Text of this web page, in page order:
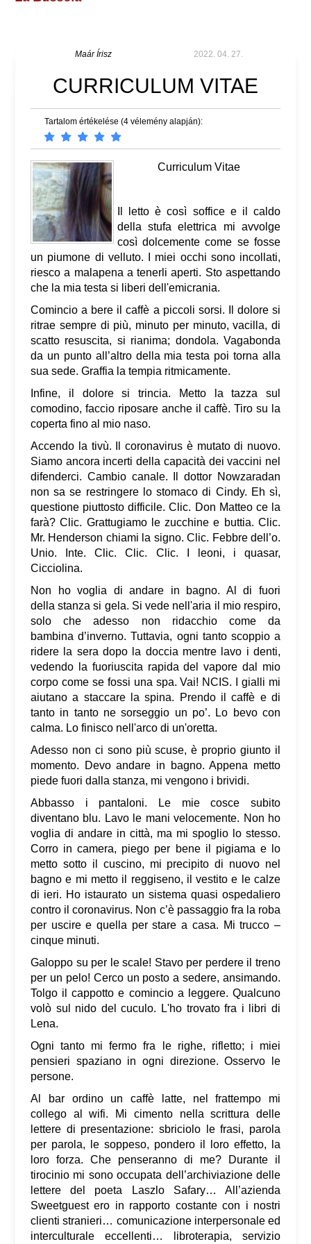
Maár Írisz 2022. 04. 27.
CURRICULUM VITAE
Tartalom értékelése (4 vélemény alapján):
Curriculum Vitae
Il letto è così soffice e il caldo
della stufa elettrica mi avvolge
così dolcemente come se fosse
un piumone di velluto. I miei occhi sono incollati,
riesco a malapena a tenerli aperti. Sto aspettando
che la mia testa si liberi dell'emicrania.
Comincio a bere il caffè a piccoli sorsi. Il dolore si
ritrae sempre di più, minuto per minuto, vacilla, di
scatto resuscita, si rianima; dondola. Vagabonda
da un punto all’altro della mia testa poi torna alla
sua sede. Graffia la tempia ritmicamente.
Infine, il dolore si trincia. Metto la tazza sul
comodino, faccio riposare anche il caffè. Tiro su la
coperta fino al mio naso.
Accendo la tivù. Il coronavirus è mutato di nuovo.
Siamo ancora incerti della capacità dei vaccini nel
difenderci. Cambio canale. Il dottor Nowzaradan
non sa se restringere lo stomaco di Cindy. Eh sì,
questione piuttosto difficile. Clic. Don Matteo ce la
farà? Clic. Grattugiamo le zucchine e buttia. Clic.
Mr. Henderson chiami la signo. Clic. Febbre dell’o.
Unio. Inte. Clic. Clic. Clic. I leoni, i quasar,
Cicciolina.
Non ho voglia di andare in bagno. Al di fuori
della stanza si gela. Si vede nell'aria il mio respiro,
solo che adesso non ridacchio come da
bambina d’inverno. Tuttavia, ogni tanto scoppio a
ridere la sera dopo la doccia mentre lavo i denti,
vedendo la fuoriuscita rapida del vapore dal mio
corpo come se fossi una spa. Vai! NCIS. I gialli mi
aiutano a staccare la spina. Prendo il caffè e di
tanto in tanto ne sorseggio un po’. Lo bevo con
calma. Lo finisco nell'arco di un'oretta.
Adesso non ci sono più scuse, è proprio giunto il
momento. Devo andare in bagno. Appena metto
piede fuori dalla stanza, mi vengono i brividi.
Abbasso i pantaloni. Le mie cosce subito
diventano blu. Lavo le mani velocemente. Non ho
voglia di andare in città, ma mi spoglio lo stesso.
Corro in camera, piego per bene il pigiama e lo
metto sotto il cuscino, mi precipito di nuovo nel
bagno e mi metto il reggiseno, il vestito e le calze
di ieri. Ho istaurato un sistema quasi ospedaliero
contro il coronavirus. Non c’è passaggio fra la roba
per uscire e quella per stare a casa. Mi trucco –
cinque minuti.
Galoppo su per le scale! Stavo per perdere il treno
per un pelo! Cerco un posto a sedere, ansimando.
Tolgo il cappotto e comincio a leggere. Qualcuno
volò sul nido del cuculo. L'ho trovato fra i libri di
Lena.
Ogni tanto mi fermo fra le righe, rifletto; i miei
pensieri spaziano in ogni direzione. Osservo le
persone.
Al bar ordino un caffè latte, nel frattempo mi
collego al wifi. Mi cimento nella scrittura delle
lettere di presentazione: sbriciolo le frasi, parola
per parola, le soppeso, pondero il loro effetto, la
loro forza. Che penseranno di me? Durante il
tirocinio mi sono occupata dell’archiviazione delle
lettere del poeta Laszlo Safary… All’azienda
Sweetguest ero in rapporto costante con i nostri
clienti stranieri… comunicazione interpersonale ed
interculturale eccellenti… libroterapia, servizio